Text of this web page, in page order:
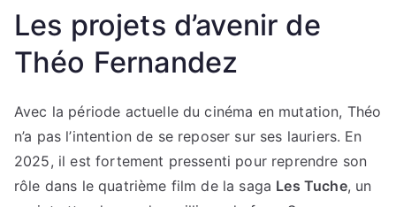
Les projets d’avenir de
Théo Fernandez
Avec la période actuelle du cinéma en mutation, Théo
n’a pas l’intention de se reposer sur ses lauriers. En
2025, il est fortement pressenti pour reprendre son
rôle dans le quatrième film de la saga Les Tuche, un